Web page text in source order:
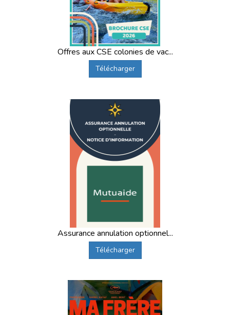
Offres aux CSE colonies de vac...
Télécharger
Assurance annulation optionnel...
Télécharger